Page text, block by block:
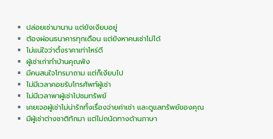
ปล่อยเช่ามานาน แต่ยังเงียบอยู่
ต้องผ่อนธนาคารทุกเดือน แต่ยังหาคนเช่าไม่ได้
ไม่แน่ใจว่าตั้งราคาเท่าไหร่ดี
ผู้เช่าเก่าทำบ้านคุณพัง
มีคนสนใจโทรมาถาม แต่ก็เงียบไป
ไม่มีเวลาคอยรับโทรศัพท์ผู้เช่า
ไม่มีเวลาพาผู้เช่าไปชมทรัพย์
เคยเจอผู้เช่าไม่น่ารักทั้งเรื่องจ่ายค่าเช่า และดูแลทรัพย์ของคุณ
มีผู้เช่าต่างชาติทักมา แต่ไม่ถนัดทางด้านภาษา